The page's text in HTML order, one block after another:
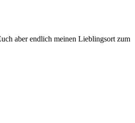
aber endlich meinen Lieblingsort zum